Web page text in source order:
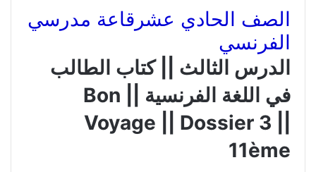
الصف الحادي عشر قاعة مدرسي
الفرنسي
الدرس الثالث || كتاب الطالب
في اللغة الفرنسية || Bon
Voyage || Dossier 3 ||
11ème